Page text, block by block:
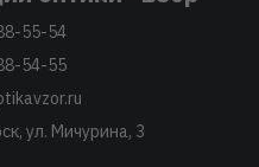
55-54
54-55
ул. Мичурина, 3